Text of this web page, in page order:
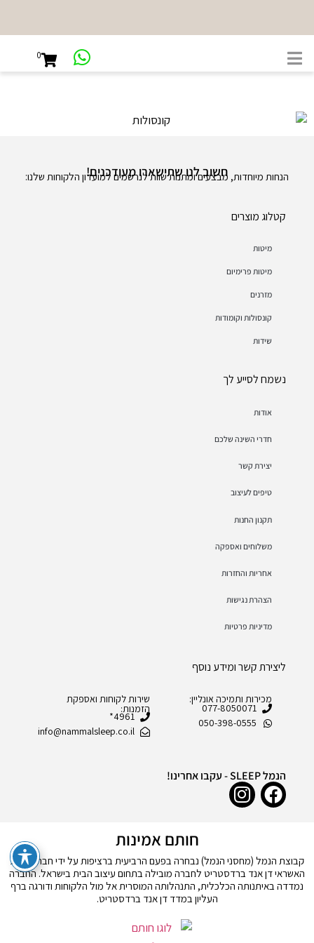
0
קטלוג מוצרים
מיטות
מיטות פרימיום
מזרנים
קונסולות וקומודות
שידות
נשמח לסייע לך
אודות
חדרי השינה שלכם
יצירת קשר
טיפים לעיצוב
תקנון החנות
משלוחים ואספקה
אחריות והחזרות
הצהרת נגישות
מדיניות פרטיות
ליצירת קשר ומידע נוסף
מכירות ותמיכה אונליין:
077-8050071
050-398-0555
שירות לקוחות ואספקת
הזמנות:
4961*
info@nammalsleep.co.il
הנמל SLEEP - עקבו אחרינו!
חשוב לנו שתישארו מעודכנים!
הנחות מיוחדות, מבצעים ומתנות שוות לנרשמים למועדון הלקוחות שלנו:
חותם אמינות
קבוצת הנמל (מחסני הנמל) נבחרה בפעם הרביעית ברציפות על ידי חברת דירוג
האשראי דן אנד ברדסטריט לחברה מובילה בתחום עיצוב הבית בישראל. החברה
נמדדה באיתנותה הכלכלית, התנהלותה המוסרית אל מול הלקוחות ודורגה ברף
העליון במדד דן אנד ברדסטריט.